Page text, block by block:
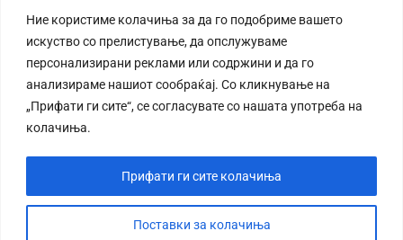
Ние користиме колачиња за да го подобриме вашето
искуство со прелистување, да опслужуваме
персонализирани реклами или содржини и да го
анализираме нашиот сообраќај. Со кликнување на
„Прифати ги сите“, се согласувате со нашата употреба на
колачиња.
Поставки за колачиња
Прифати ги сите колачиња